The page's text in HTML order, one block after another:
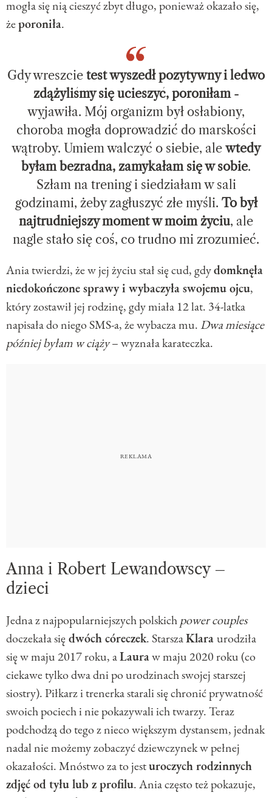
mogła się nią cieszyć zbyt długo, ponieważ okazało się,
żeporoniła.
Gdy wreszcie test wyszedł pozytywny i ledwo
zdążyliśmy się ucieszyć, poroniłam-
wyjawiła. Mój organizm był osłabiony,
choroba mogła doprowadzić do marskości
wątroby. Umiem walczyć o siebie, ale wtedy
byłam bezradna, zamykałam się w sobie.
Szłam na trening i siedziałam w sali
godzinami, żeby zagłuszyć złe myśli. To był
najtrudniejszy moment w moim życiu, ale
nagle stało się coś, co trudno mi zrozumieć.
Ania twierdzi, że w jej życiu stał się cud, gdydomknęła
niedokończone sprawy i wybaczyła swojemu ojcu,
który zostawił jej rodzinę, gdy miała 12 lat. 34-latka
napisała do niego SMS-a, że wybacza mu.Dwa miesiące
później byłam w ciąży– wyznała karateczka.
Anna i Robert Lewandowscy –
dzieci
Jedna z najpopularniejszych polskichpower couples
doczekała siędwóch córeczek. StarszaKlaraurodziła
się w maju 2017 roku, aLauraw maju 2020 roku (co
ciekawe tylko dwa dni po urodzinach swojej starszej
siostry). Piłkarz i trenerka starali się chronić prywatność
swoich pociech i nie pokazywali ich twarzy. Teraz
podchodzą do tego z nieco większym dystansem, jednak
nadal nie możemy zobaczyć dziewczynek w pełnej
okazałości. Mnóstwo za to jesturoczych rodzinnych
zdjęć od tyłu lub z profilu. Ania często też pokazuje,